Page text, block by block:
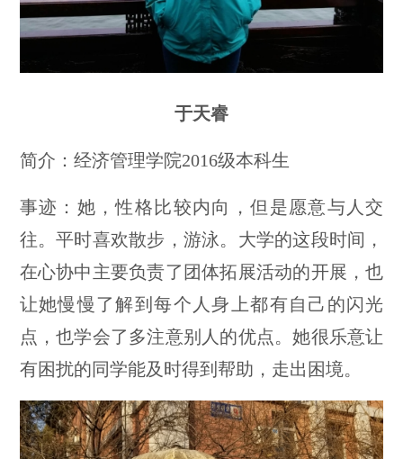
于天睿
简介：经济管理学院2016级本科生
事迹：她，性格比较内向，但是愿意与人交
往。平时喜欢散步，游泳。大学的这段时间，
在心协中主要负责了团体拓展活动的开展，也
让她慢慢了解到每个人身上都有自己的闪光
点，也学会了多注意别人的优点。她很乐意让
有困扰的同学能及时得到帮助，走出困境。